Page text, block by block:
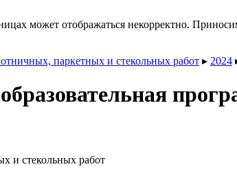
может отображаться некорректно.
паркетных и стекольных работ ▸ 2024
и стекольных работ